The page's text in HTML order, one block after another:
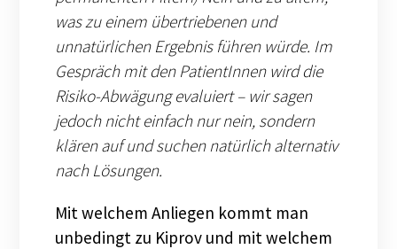
was zu einem übertriebenen und
unnatürlichen Ergebnis führen würde. Im
Gespräch mit den PatientInnen wird die
Risiko-Abwägung evaluiert – wir sagen
jedoch nicht einfach nur nein, sondern
klären auf und suchen natürlich alternativ
nach Lösungen.
Mit welchem Anliegen kommt man
unbedingt zu Kiprov und mit welchem